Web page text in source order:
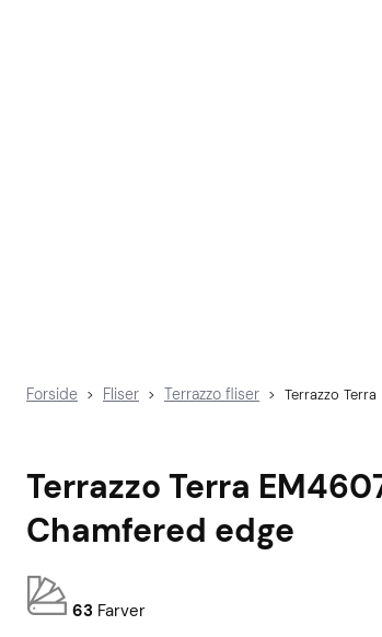
Forside > Fliser > Terrazzo fliser > Terrazzo
Terrazzo Terra
Chamfered edge
63 Farver